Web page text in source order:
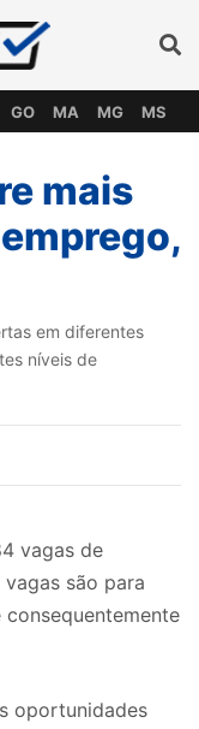
GO MA MG MS
mais
em diferentes
níveis de
vagas de
são para
oportunidades